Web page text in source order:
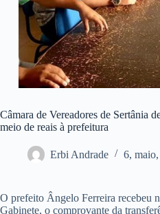
Câmara de Vereadores de Sertânia
meio de reais à prefeitura
Erbi Andrade 6, maio,
O prefeito Ângelo Ferreira recebeu
Gabinete, o comprovante da